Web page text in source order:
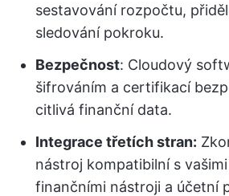
sestavování rozpočtu,
sledování pokroku.
Bezpečnost: Cloudový
šifrováním a certifikací
citlivá finanční data.
Integrace třetích stran:
nástroj kompatibilní s
finančními nástroji a účetní